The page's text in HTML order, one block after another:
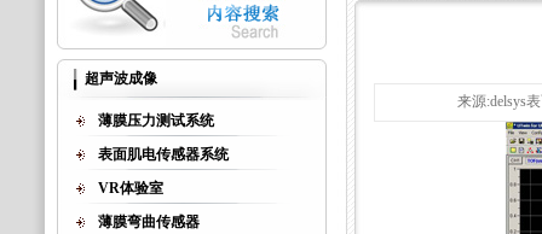
超声波成像
薄膜压力测试系统
表面肌电传感器系统
VR体验室
薄膜弯曲传感器
来源:delsys